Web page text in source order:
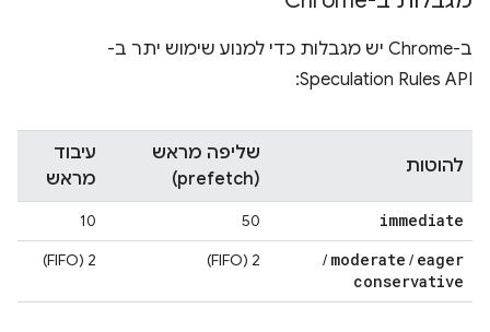
ב-Chrome יש מגבלות כדי למנוע שימוש יתר ב-
Speculation Rules API:
להוטות
שליפה מראש
(prefetch)
עיבוד
מראש
immediate
50
10
eager
/
moderate
/
conservative
‫2 (FIFO)
‫2 (FIFO)